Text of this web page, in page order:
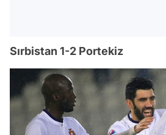
Sırbistan 1-2 Portekiz